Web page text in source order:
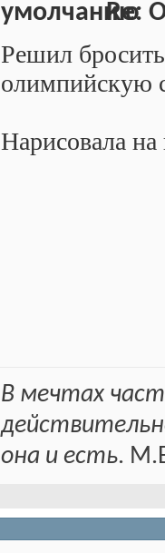
Re:
Решил
олимпийскую
Нарисовала
В мечтах
она и есть.